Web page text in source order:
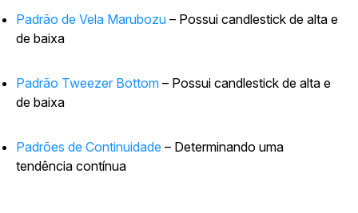
Padrão de Vela Marubozu – Possui candlestick de alta e
de baixa
Padrão Tweezer Bottom – Possui candlestick de alta e
de baixa
Padrões de Continuidade – Determinando uma
tendência contínua